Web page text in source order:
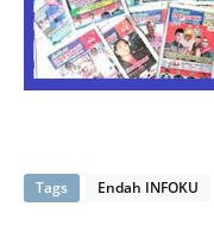
Tags Endah INFOKU